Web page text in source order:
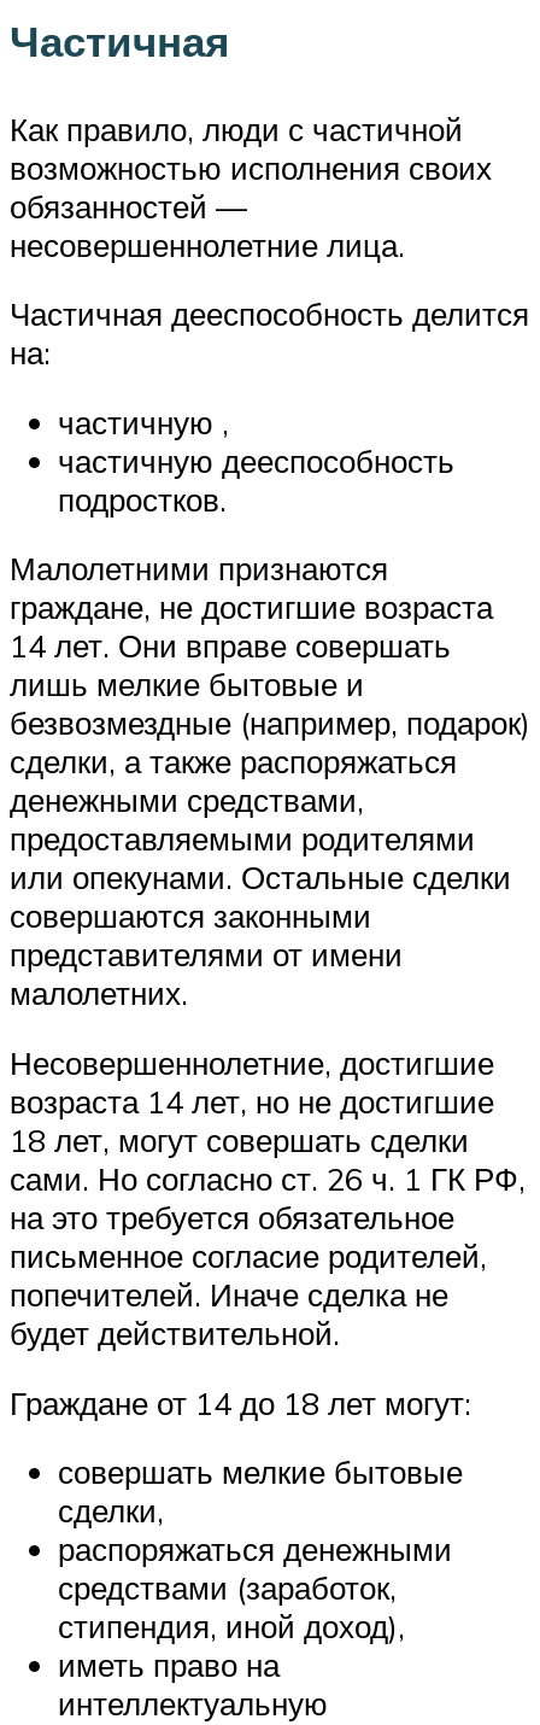
Частичная
Как правило, люди с частичной
возможностью исполнения своих
обязанностей —
несовершеннолетние лица.
Частичная дееспособность делится
на:
частичную ,
частичную дееспособность
подростков.
Малолетними признаются
граждане, не достигшие возраста
14 лет. Они вправе совершать
лишь мелкие бытовые и
безвозмездные (например, подарок)
сделки, а также распоряжаться
денежными средствами,
предоставляемыми родителями
или опекунами. Остальные сделки
совершаются законными
представителями от имени
малолетних.
Несовершеннолетние, достигшие
возраста 14 лет, но не достигшие
18 лет, могут совершать сделки
сами. Но согласно ст. 26 ч. 1 ГК РФ,
на это требуется обязательное
письменное согласие родителей,
попечителей. Иначе сделка не
будет действительной.
Граждане от 14 до 18 лет могут:
совершать мелкие бытовые
сделки,
распоряжаться денежными
средствами (заработок,
стипендия, иной доход),
иметь право на
интеллектуальную